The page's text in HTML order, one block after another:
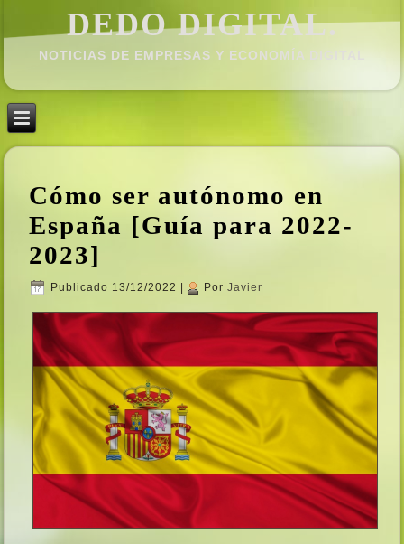
DEDO DIGITAL.
NOTICIAS DE EMPRESAS Y ECONOMÍ­A DIGITAL
Cómo ser autónomo en
España [Guí­a para 2022-
2023]
Publicado 13/12/2022 Por Javier